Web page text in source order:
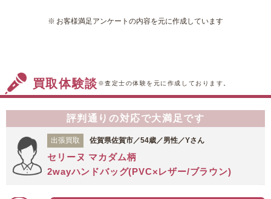
お客様満足アンケートの内容を元に作成しています
買取体験談 ※査定士の体験を元に作成しております。
評判通りの対応で大満足です
出張買取 佐賀県佐賀市／54歳／男性／Yさん
セリーヌ マカダム柄
2wayハンドバッグ(PVC×レザー/ブラウン)